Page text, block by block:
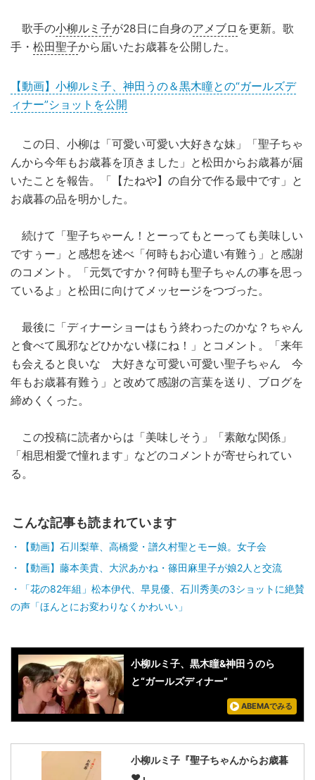
歌手の小柳ルミ子が28日に自身のアメブロ を更新。歌
手・ 松田聖子から届いたお歳暮を公開した。
【動画】小柳ルミ子、神田うの＆黒木瞳との“ガールズデ
ィナー”ショットを公開
この日、小柳は「可愛い可愛い大好きな妹」「聖子ちゃ
んから今年もお歳暮を頂きました」と松田からお歳暮が届
いたことを報告。「【たねや】の自分で作る最中です」と
お歳暮の品を明かした。
続けて「聖子ちゃーん！とーってもとーっても美味しい
ですぅー」と感想を述べ「何時もお心遣い有難う」と感謝
のコメント。「元気ですか？何時も聖子ちゃんの事を思っ
ているよ」と松田に向けてメッセージをつづった。
最後に「ディナーショーはもう終わったのかな？ちゃん
と食べて風邪などひかない様にね！」とコメント。「来年
も会えると良いな 大好きな可愛い可愛い聖子ちゃん 今
年もお歳暮有難う」と改めて感謝の言葉を送り、ブログを
締めくくった。
この投稿に読者からは「美味しそう」「素敵な関係」
「相思相愛で憧れます」などのコメントが寄せられてい
る。
こんな記事も読まれています
【動画】石川梨華、高橋愛・譜久村聖とモー娘。女子会
【動画】藤本美貴、大沢あかね・篠田麻里子が娘2人と交流
「花の82年組」松本伊代、早見優、石川秀美の3ショットに絶賛
の声「ほんとにお変わりなくかわいい」
小柳ルミ子、黒木瞳&神田うのら
と“ガールズディナー”
ABEMAでみる
小柳ルミ子『聖子ちゃんからお歳暮
❤️』